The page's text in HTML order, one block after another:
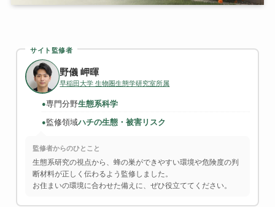
サイト監修者
野儀 岬暉
早稲田大学 生物圏生態学研究室所属
●専門分野生態系科学
●監修領域ハチの生態・被害リスク
監修者からのひとこと
生態系研究の視点から、蜂の巣ができやすい環境や危険度の判
断材料が正しく伝わるよう監修しました。
お住まいの環境に合わせた備えに、ぜひ役立ててください。